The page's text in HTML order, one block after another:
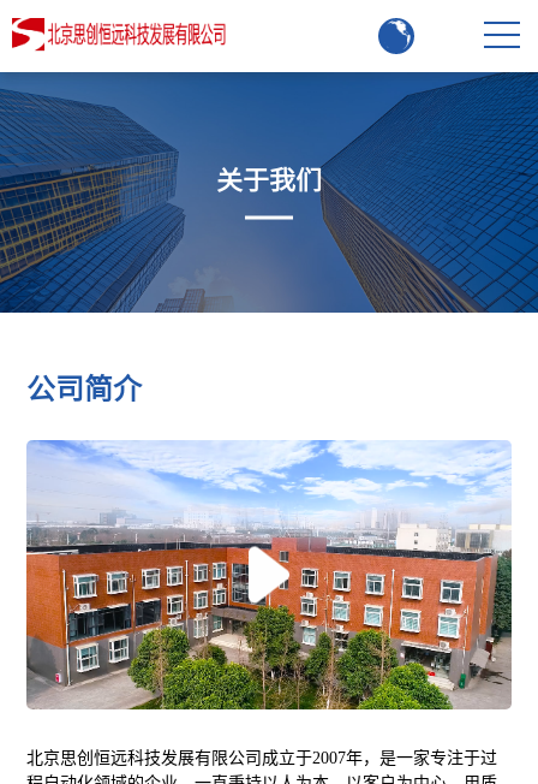
关于我们
公司简介
北京思创恒远科技发展有限公司 成立于2007年，是一家专注于过